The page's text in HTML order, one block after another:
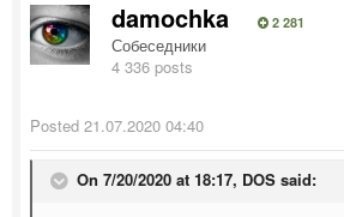
damochka 2 281
Собеседники
4 336 posts
Posted 21.07.2020 04:40
On 7/20/2020 at 18:17, DOS said: